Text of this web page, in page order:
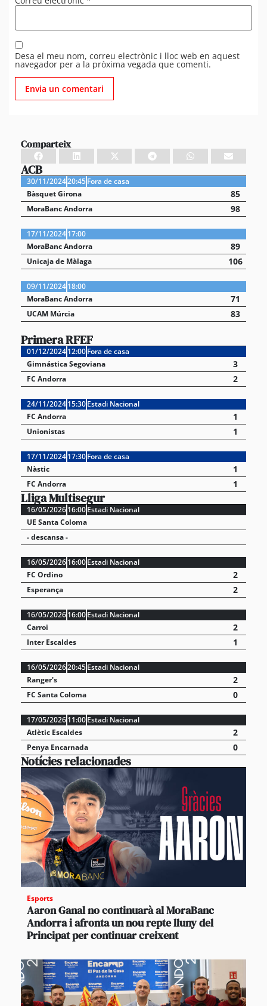
Desa el meu nom, correu electrònic i lloc web en aquest
navegador per a la pròxima vegada que comenti.
Comparteix
ACB
30/11/202420:45Fora de casa
Bàsquet Girona
85
MoraBanc Andorra 98
17/11/202417:00
MoraBanc Andorra
89
Unicaja de Màlaga 106
09/11/202418:00
MoraBanc Andorra
71
UCAM Múrcia 83
Primera RFEF
01/12/202412:00Fora de casa
Gimnástica Segoviana
3
FC Andorra 2
24/11/202415:30Estadi Nacional
FC Andorra
1
Unionistas 1
17/11/202417:30Fora de casa
Nàstic
1
FC Andorra 1
Lliga Multisegur
16/05/202616:00Estadi Nacional
UE Santa Coloma
- descansa -
16/05/202616:00Estadi Nacional
FC Ordino
2
Esperança 2
16/05/202616:00Estadi Nacional
Carroi
2
Inter Escaldes 1
16/05/202620:45Estadi Nacional
Ranger's
2
FC Santa Coloma 0
17/05/202611:00Estadi Nacional
Atlètic Escaldes
2
Penya Encarnada 0
Notícies relacionades
Esports
Aaron Ganal no continuarà al MoraBanc
Andorra i afronta un nou repte lluny del
Principat per continuar creixent